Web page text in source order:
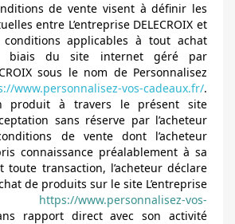
de vente visent à définir les
entre L’entreprise DELECROIX et
conditions applicables à tout achat
biais du site internet géré par
sous le nom de Personnalisez
www.personnalisez-vos-cadeaux.fr/.
produit à travers le présent site
sans réserve par l’acheteur
de vente dont l’acheteur
connaissance préalablement à sa
toute transaction, l’acheteur déclare
de produits sur le site L’entreprise
https://www.personnalisez-vos-
rapport direct avec son activité